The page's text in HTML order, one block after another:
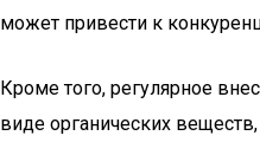
может привести к
Кроме того, регулярное
виде органических